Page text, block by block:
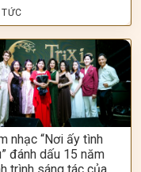
nhạc “Nơi ấy tình
đánh dấu 15 năm